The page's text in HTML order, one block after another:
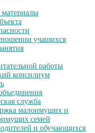
учащихся
работы
консилиум
служба
малоимущих и
семей
и обучающихся